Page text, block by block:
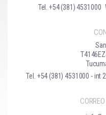
Tel. +54 (381) 4531000
Tel. +54 (381) 4531000 - int